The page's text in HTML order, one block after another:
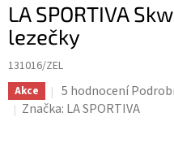
LA SPORTIVA
lezečky
131016/ZEL
Akce
Průměrné
hodnocení
5 hodnocení
Značka: LA SPORTIVA